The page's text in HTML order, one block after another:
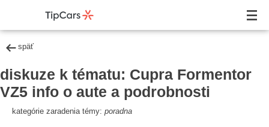
späť
diskuze k tématu: Cupra Formentor
VZ5 info o aute a podrobnosti
kategórie zaradenia témy: poradna